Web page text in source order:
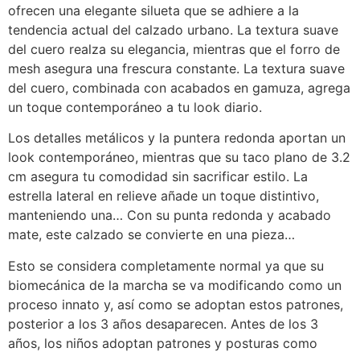
ofrecen una elegante silueta que se adhiere a la
tendencia actual del calzado urbano. La textura suave
del cuero realza su elegancia, mientras que el forro de
mesh asegura una frescura constante. La textura suave
del cuero, combinada con acabados en gamuza, agrega
un toque contemporáneo a tu look diario.
Los detalles metálicos y la puntera redonda aportan un
look contemporáneo, mientras que su taco plano de 3.2
cm asegura tu comodidad sin sacrificar estilo. La
estrella lateral en relieve añade un toque distintivo,
manteniendo una… Con su punta redonda y acabado
mate, este calzado se convierte en una pieza…
Esto se considera completamente normal ya que su
biomecánica de la marcha se va modificando como un
proceso innato y, así como se adoptan estos patrones,
posterior a los 3 años desaparecen. Antes de los 3
años, los niños adoptan patrones y posturas como